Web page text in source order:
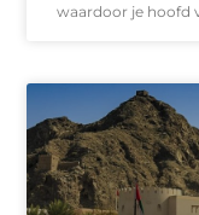
waardoor je hoofd